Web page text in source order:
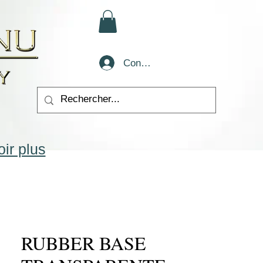
Conectează-te
RUBBER BASE
plus